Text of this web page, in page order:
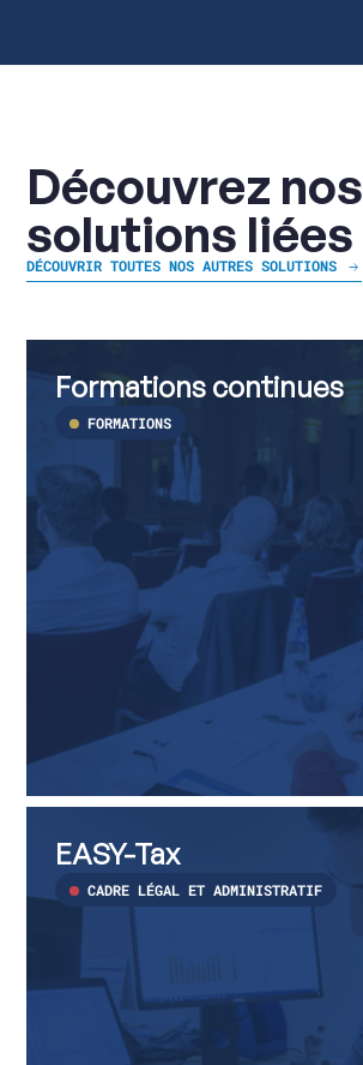
Découvrez nos
solutions liées
DÉCOUVRIR TOUTES NOS AUTRES SOLUTIONS
continues
plus
Formations
continues
Formations continues
FORMATIONS
Tax
EASY-Tax
CADRE LÉGAL ET ADMINISTRATIF